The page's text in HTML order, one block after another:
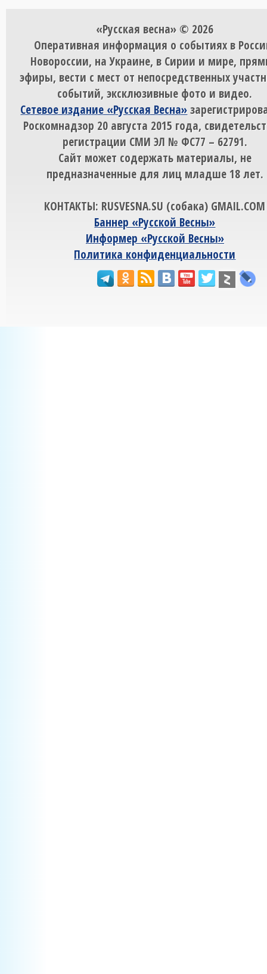
«Русская весна» © 2026
Оперативная информация о событиях в
Новороссии, на Украине, в Сирии и мире,
эфиры, вести с мест от непосредственных
событий, эксклюзивные фото и видео.
Сетевое издание «Русская Весна»
Роскомнадзор 20 августа 2015 года,
регистрации СМИ ЭЛ № ФС77 – 62791.
Сайт может содержать материалы, не
предназначенные для лиц младше 18 лет.
КОНТАКТЫ: RUSVESNA.SU (собака) GMAIL.COM
Баннер «Русской Весны»
Информер «Русской Весны»
Политика конфиденциальности